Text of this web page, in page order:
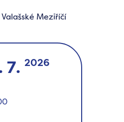
Meziříčí
7. 2026